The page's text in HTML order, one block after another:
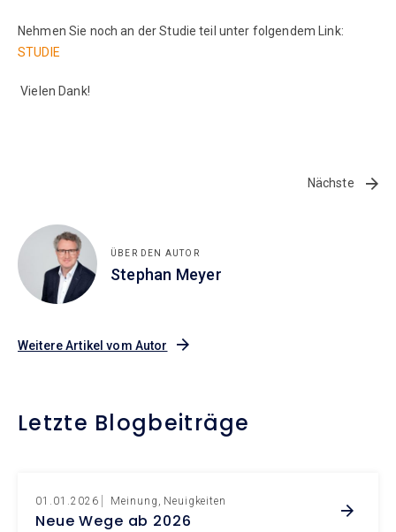
Nehmen Sie noch an der Studie teil unter folgendem Link:
STUDIE
Vielen Dank!
Nächste
ÜBER DEN AUTOR
Stephan Meyer
Weitere Artikel vom Autor
Letzte Blogbeiträge
01.01.2026 Meinung Neuigkeiten
Neue Wege ab 2026